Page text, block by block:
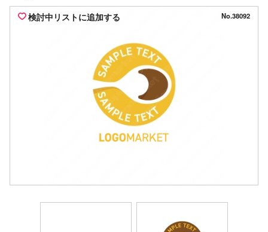
検討中リストに追加する No.38092